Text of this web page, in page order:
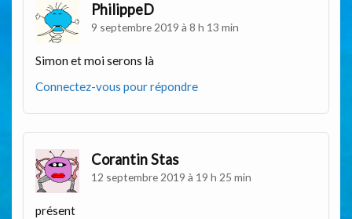
PhilippeD
9 septembre 2019 à 8 h 13 min
Simon et moi serons là
Connectez-vous pour répondre
Corantin Stas
12 septembre 2019 à 19 h 25 min
présent